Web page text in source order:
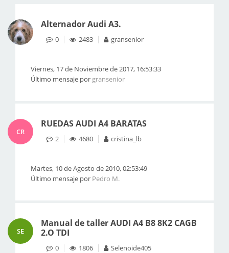
Alternador Audi A3.
0 2483 gransenior
Viernes, 17 de Noviembre de 2017, 16:53:33
Último mensaje por gransenior
CR
RUEDAS AUDI A4 BARATAS
2 4680 cristina_lb
Martes, 10 de Agosto de 2010, 02:53:49
Último mensaje por Pedro M.
SE
Manual de taller AUDI A4 B8 8K2 CAGB
2.O TDI
0 1806 Selenoide405